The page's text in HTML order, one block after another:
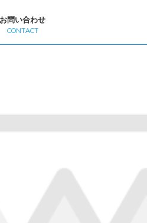
お問い合わせ
CONTACT